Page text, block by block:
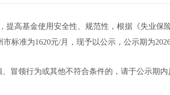
提高基金使用安全性、规范性， 根据 《失业保
标准为1620元/月， 现予以公示，公示期为202
冒领行为或其他不符合条件的，请于公示期内